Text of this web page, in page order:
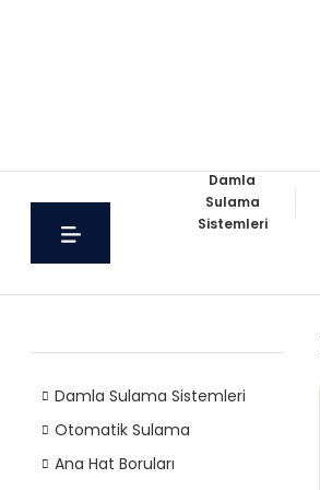
Damla
Sulama
Sistemleri
Damla Sulama Sistemleri
Otomatik Sulama
Ana Hat Boruları